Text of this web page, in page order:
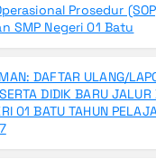
Prosedur
SMP Negeri 01 Batu
DAFTAR ULANG/
DIDIK BARU JALUR
01 BATU TAHUN